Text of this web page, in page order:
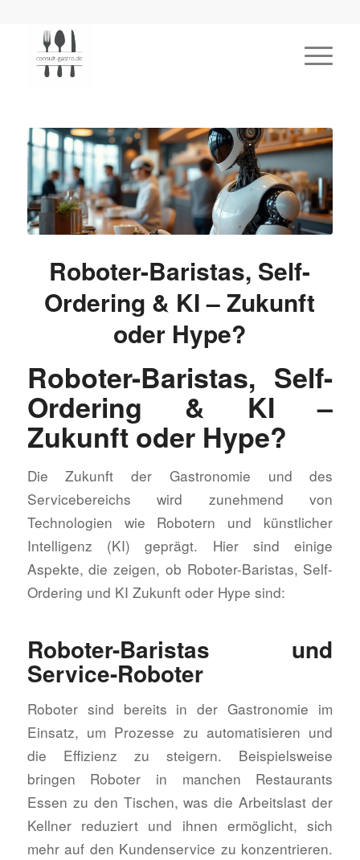
Roboter-Baristas, Self-
Ordering & KI – Zukunft
oder Hype?
Roboter-Baristas, Self-
Ordering & KI –
Zukunft oder Hype?
Die Zukunft der Gastronomie und des
Servicebereichs wird zunehmend von
Technologien wie Robotern und künstlicher
Intelligenz (KI) geprägt. Hier sind einige
Aspekte, die zeigen, ob Roboter-Baristas, Self-
Ordering und KI Zukunft oder Hype sind:
Roboter-Baristas und
Service-Roboter
Roboter sind bereits in der Gastronomie im
Einsatz, um Prozesse zu automatisieren und
die Effizienz zu steigern. Beispielsweise
bringen Roboter in manchen Restaurants
Essen zu den Tischen, was die Arbeitslast der
Kellner reduziert und ihnen ermöglicht, sich
mehr auf den Kundenservice zu konzentrieren.